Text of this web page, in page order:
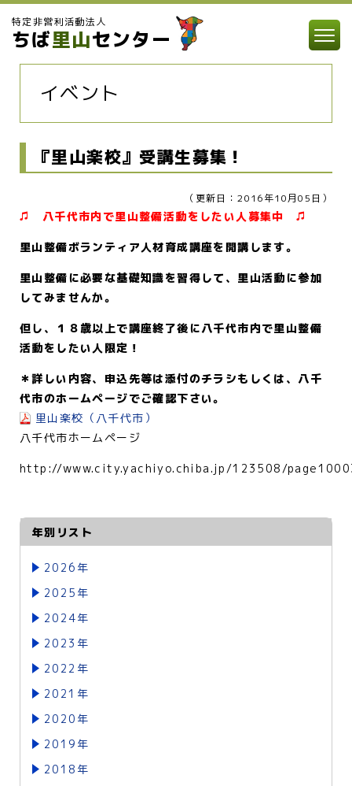
特定非営利活動法人
ちば里山センター
イベント
『里山楽校』受講生募集！
（更新日：2016年10月05日）
♫ 八千代市内で里山整備活動をしたい人募集中 ♫
里山整備ボランティア人材育成講座を開講します。
里山整備に必要な基礎知識を習得して、里山活動に参加
してみませんか。
但し、１８歳以上で講座終了後に八千代市内で里山整備
活動をしたい人限定！
＊詳しい内容、申込先等は添付のチラシもしくは、八千
代市のホームページでご確認下さい。
里山楽校（八千代市）
八千代市ホームページ
http://www.city.yachiyo.chiba.jp/123508/
年別リスト
2026年
2025年
2024年
2023年
2022年
2021年
2020年
2019年
2018年